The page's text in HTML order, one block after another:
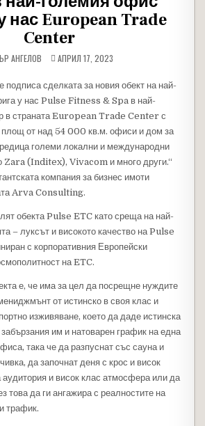
нас European Trade
Center
АНГЕЛОВ АПРИЛ 17, 2023
подписа сделката за новия обект на най-
у нас Pulse Fitness & Spa в най-
в страната European Trade Center с
площ от над 54 000 кв.м. офиси и дом за
големи локални и международни
Zara (Inditex), Vivacom и много други.“
компания за бизнес имоти
Arva Consulting.
обекта Pulse ETC като среща на най-
– луксът и високото качество на Pulse
с корпоративния Европейски
на ETC.
е, че има за цел да посрещне нуждите
от истинско в своя клас и
изживяване, което да даде истинска
им и натоварен график на една
така че да разпуснат със сауна и
да започнат деня с крос и висок
аудитория и висок клас атмосфера или да
това да ги ангажира с реалностите на
трафик.